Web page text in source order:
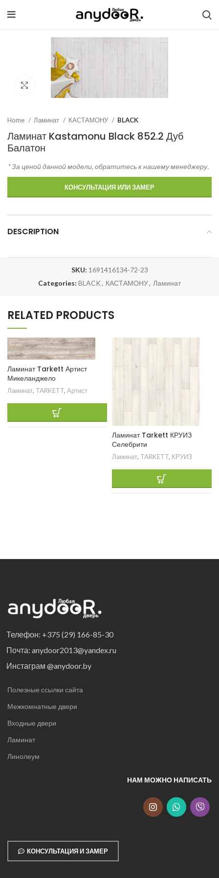
Click to enlarge
Home Ламинат КАСТАМОНУ BLACK
Ламинат Kastamonu Black 852.2 Дуб
Балатон
* За ценой данной модели, обратитесь к нашему менеджеру.
КОНСУЛЬТАЦИЯ ИЛИ ЗАМЕР
DESCRIPTION
SKU: 1691416134-72-23
Categories: BLACK, КАСТАМОНУ, Ламинат
RELATED PRODUCTS
Ламинат Tarkett Артист
Микеланджело
Ламинат, TARKETT, Артист
Ламинат Tarkett КРУИЗ
Селебрити
Ламинат, TARKETT, КРУИЗ
Телефон: +375 (29) 166-85-30
Почта: anydoor2013@yandex.ru
Инстаграм @anydoor.by
Полезные ссылки сайта
Межкомнатные двери
Входные двери
Ламинат
Линолеум
НАМ МОЖНО НАПИСАТЬ
КОНСУЛЬТАЦИЯ И ЗАМЕР